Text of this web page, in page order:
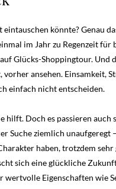
könnte? Genau
im Jahr zu Regenzeit für
Glücks-Shoppingtour. Und
ansehen. Einsamkeit,
einfach nicht entscheiden.
hilft. Doch es passieren auch
Suche ziemlich unaufgeregt
haben, trotzdem
sich eine glückliche
wertvolle Eigenschaften wie